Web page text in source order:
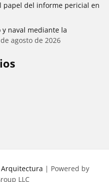
papel del informe pericial en
naval mediante la
agosto de 2026
Arquitectura | Powered by
LLC